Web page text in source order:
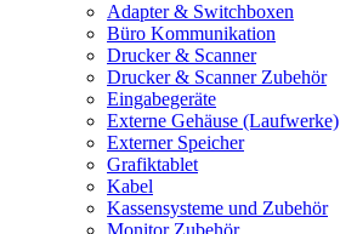
Adapter & Switchboxen
Büro Kommunikation
Drucker & Scanner
Drucker & Scanner Zubehör
Eingabegeräte
Externe Gehäuse (Laufwerke)
Externer Speicher
Grafiktablet
Kabel
Kassensysteme und Zubehör
Monitor Zubehör